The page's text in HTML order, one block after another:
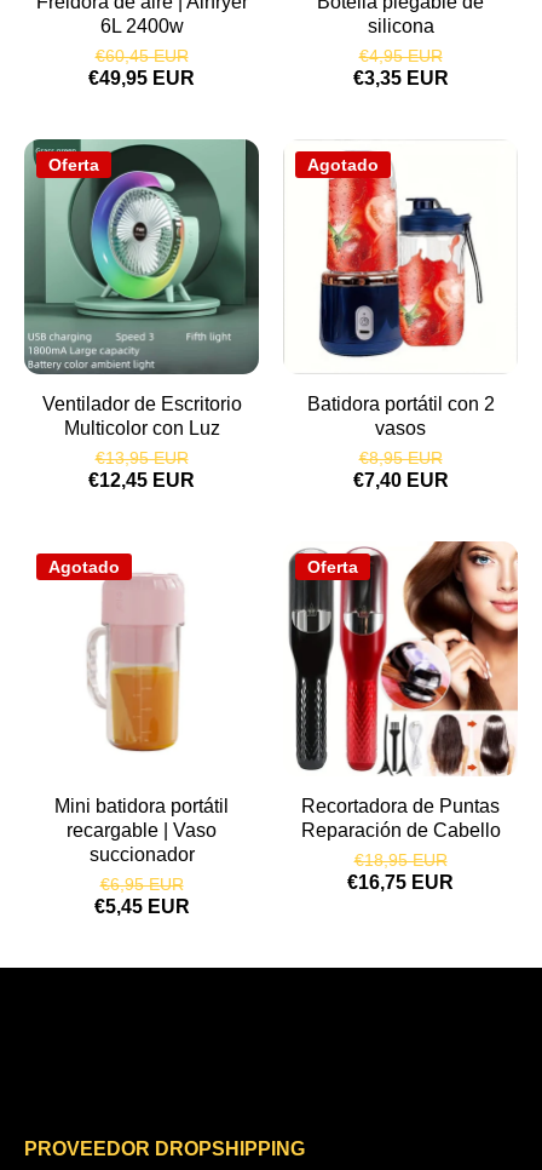
6L 2400w
€60,45 EUR
€49,95 EUR
silicona
€4,95 EUR
€3,35 EUR
Oferta
Ventilador de Escritorio
Multicolor con Luz
€13,95 EUR
€12,45 EUR
Agotado
Batidora portátil con 2
vasos
€8,95 EUR
€7,40 EUR
Agotado
Mini batidora portátil
recargable | Vaso
succionador
€6,95 EUR
€5,45 EUR
Oferta
Recortadora de Puntas
Reparación de Cabello
€18,95 EUR
€16,75 EUR
PROVEEDOR DROPSHIPPING